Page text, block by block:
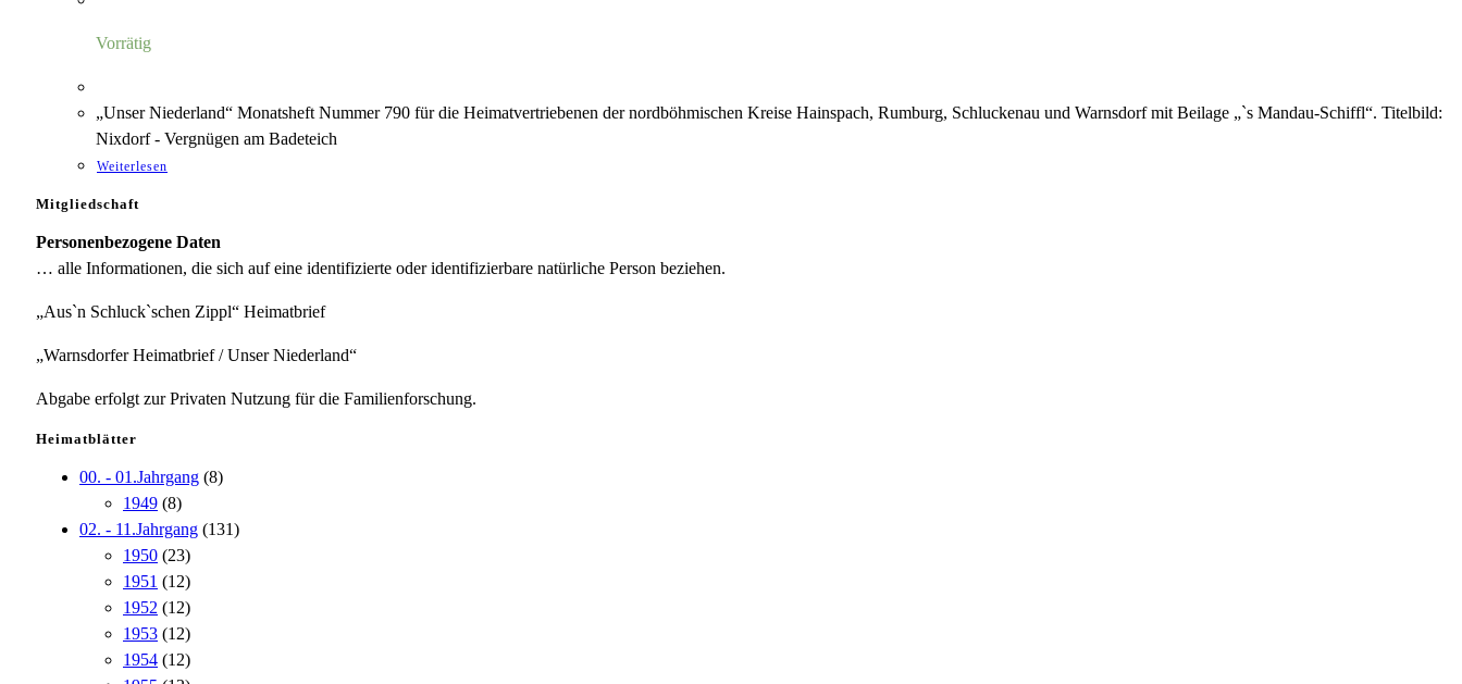
Vorrätig
„Unser Niederland“ Monatsheft Nummer 790 für die Heimatvertriebenen der nordböhmischen Kreise Hainspach, Rumburg, Schluckenau und Warnsdorf mit Beilage „`s Mandau-Schiffl“. Titelbild:
Nixdorf - Vergnügen am Badeteich
Weiterlesen
Mitgliedschaft
Personenbezogene Daten
… alle Informationen, die sich auf eine identifizierte oder identifizierbare natürliche Person beziehen.
„Aus`n Schluck`schen Zippl“ Heimatbrief
„Warnsdorfer Heimatbrief / Unser Niederland“
Abgabe erfolgt zur Privaten Nutzung für die Familienforschung.
Heimatblätter
00. - 01.Jahrgang (8)
1949 (8)
02. - 11.Jahrgang (131)
1950 (23)
1951 (12)
1952 (12)
1953 (12)
1954 (12)